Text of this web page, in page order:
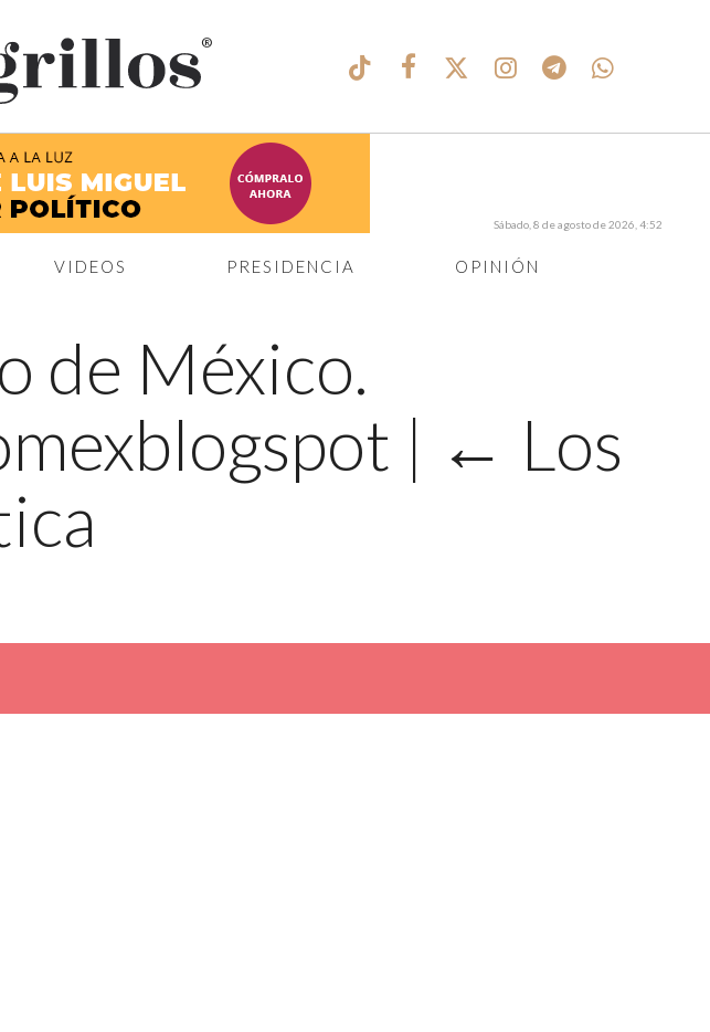
®
VIDEOS PRESIDENCIA OPINIÓN
Sábado, 8 de agosto de 2026, 4:52
de México.
| ← Los